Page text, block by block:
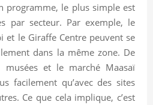
programme, le plus simple est
par secteur. Par exemple, le
et le Giraffe Centre peuvent se
dans la même zone. De
et le marché Maasaï
facilement qu’avec des sites
Ce que cela implique, c’est